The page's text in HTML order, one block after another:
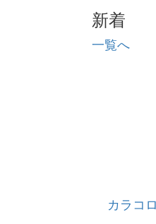
新着
一覧へ
カラコ